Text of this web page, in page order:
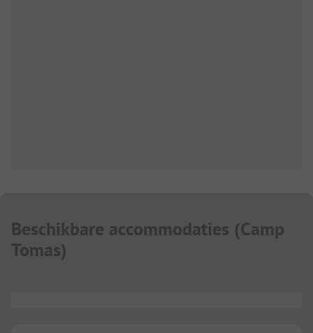
Beschikbare accommodaties (Camp
Tomas)